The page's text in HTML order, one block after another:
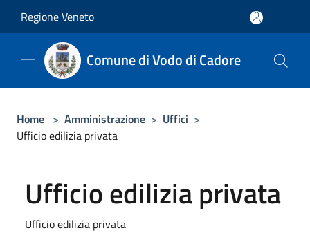
Regione Veneto
Comune di Vodo di Cadore
Home > Amministrazione > Uffici >
Ufficio edilizia privata
Ufficio edilizia privata
Ufficio edilizia privata